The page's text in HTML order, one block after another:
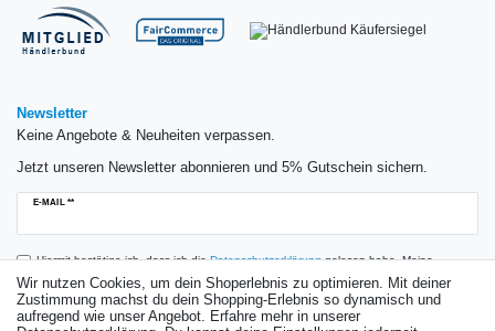
Newsletter
Keine Angebote & Neuheiten verpassen.
Jetzt unseren Newsletter abonnieren und 5% Gutschein sichern.
E-MAIL **
Newsletter
Hiermit bestätige ich, dass ich dieDaten­schutz­erklärunggelesen habe. Meine
Einwilligung kann ich jederzeit widerrufen.**
Wir nutzen Cookies, um dein Shoperlebnis zu optimieren. Mit deiner
Zustimmung machst du dein Shopping-Erlebnis so dynamisch und
aufregend wie unser Angebot. Erfahre mehr in unserer